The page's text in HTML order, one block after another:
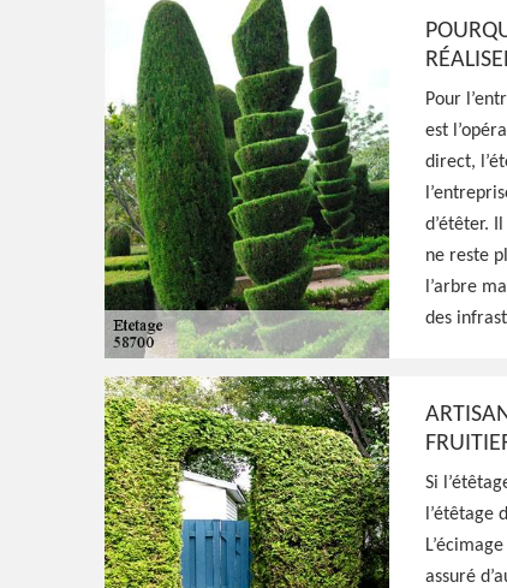
Hoerter Joseph Elagage 58
Spécialiste en
Saint Bonnot
Paysagiste aguerri à Saint Bonnot
fait qualifié pour s'occuper de l'étêtage
effectués avec minutie, résultat
Voir Nos Realisations Contactez-
Pour
est
direct,
d’étêter.
ne reste
l’arbre
des
Si
assuré